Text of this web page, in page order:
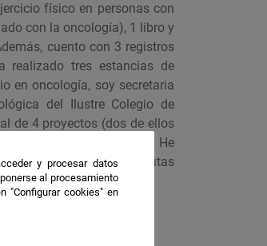
físico en personas con
con la oncología), 1 libro y
cuento con 3 registros
realizado tres estancias de
en oncología, soy secretaria
del Ilustre Colegio de
de 4 proyectos (dos de ellos
contra el Cáncer). He
de Fisioterapeutas
y procesar datos
al procesamiento
"Configurar cookies" en